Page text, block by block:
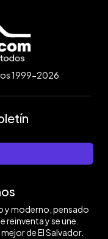
1999-2026
y moderno, pensado
reinventa y se une.
de El Salvador.